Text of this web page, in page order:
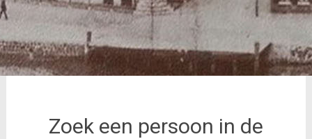
Zoek een persoon in de